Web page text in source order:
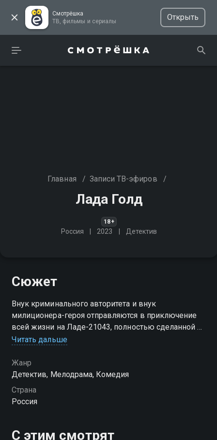
Смотрёшка
ТВ, фильмы и сериалы
Открыть
Главная / Записи ТВ-эфиров /
Лада Голд
18+
Россия 2023 Детектив
Сюжет
Внук криминального авторитета и внук
милиционера-героя отправляются в приключение
всей жизни на Ладе-21043, полностью сделанной из
бандитского золота
Читать дальше
Жанр
Детектив, Мелодрама, Комедия
Страна
Россия
С этим смотрят